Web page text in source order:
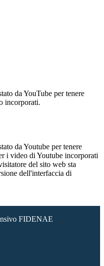
da YouTube per tenere
incorporati.
da Youtube per tenere
i video di Youtube incorporati
del sito web sta
dell'interfaccia di
FIDENAE